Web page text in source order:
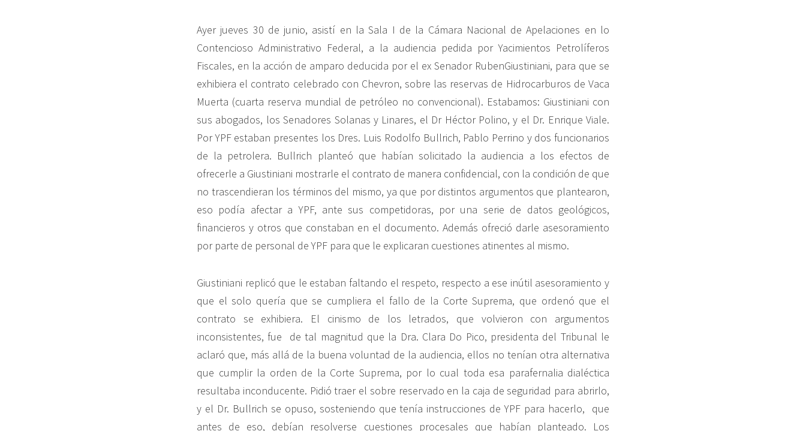
Ayer jueves 30 de junio, asistí en la Sala I de la Cámara Nacional de Apelaciones en lo
Contencioso Administrativo Federal, a la audiencia pedida por Yacimientos Petrolíferos
Fiscales, en la acción de amparo deducida por el ex Senador RubenGiustiniani, para que se
exhibiera el contrato celebrado con Chevron, sobre las reservas de Hidrocarburos de Vaca
Muerta (cuarta reserva mundial de petróleo no convencional). Estabamos: Giustiniani con
sus abogados, los Senadores Solanas y Linares, el Dr Héctor Polino, y el Dr. Enrique Viale.
Por YPF estaban presentes los Dres. Luis Rodolfo Bullrich, Pablo Perrino y dos funcionarios
de la petrolera. Bullrich planteó que habían solicitado la audiencia a los efectos de
ofrecerle a Giustiniani mostrarle el contrato de manera confidencial, con la condición de que
no trascendieran los términos del mismo, ya que por distintos argumentos que plantearon,
eso podía afectar a YPF, ante sus competidoras, por una serie de datos geológicos,
financieros y otros que constaban en el documento. Además ofreció darle asesoramiento
por parte de personal de YPF para que le explicaran cuestiones atinentes al mismo.
Giustiniani replicó que le estaban faltando el respeto, respecto a ese inútil asesoramiento y
que el solo quería que se cumpliera el fallo de la Corte Suprema, que ordenó que el
contrato se exhibiera. El cinismo de los letrados, que volvieron con argumentos
inconsistentes, fue de tal magnitud que la Dra. Clara Do Pico, presidenta del Tribunal le
aclaró que, más allá de la buena voluntad de la audiencia, ellos no tenían otra alternativa
que cumplir la orden de la Corte Suprema, por lo cual toda esa parafernalia dialéctica
resultaba inconducente. Pidió traer el sobre reservado en la caja de seguridad para abrirlo,
y el Dr. Bullrich se opuso, sosteniendo que tenía instrucciones de YPF para hacerlo, que
antes de eso, debían resolverse cuestiones procesales que habían planteado. Los